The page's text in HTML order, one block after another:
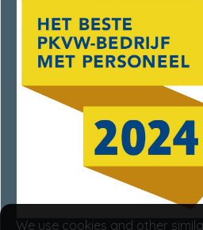
We use cookies and other